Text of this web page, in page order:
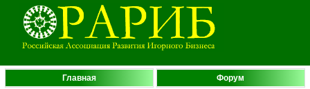
Главная Форум